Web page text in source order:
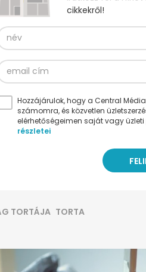
cikkekről!
Hozzájárulok, hogy a Central
számomra, és közvetlen
elérhetőségeimen saját vagy
részletei
TORTÁJA TORTA